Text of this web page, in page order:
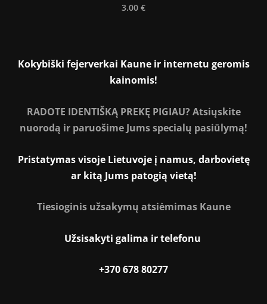
Kokybiški fejerverkai Kaune ir internetu geromis
kainomis!
RADOTE IDENTIŠKĄ PREKĘ PIGIAU? Atsiųskite
nuorodą ir paruošime Jums specialų pasiūlymą!
Pristatymas visoje Lietuvoje į namus, darbovietę
ar kitą Jums patogią vietą!
Tiesioginis užsakymų atsiėmimas Kaune
Užsisakyti galima ir telefonu
+370 678 80277
3.00 €